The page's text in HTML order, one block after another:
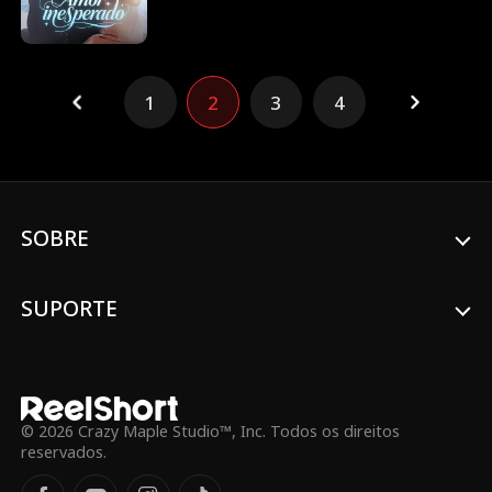
acha que encontrar o pai de seu filho no
hospital foi mera coincidência, mas logo
nota Levi cada vez mais presente em sua
1 2 3 4
SOBRE
SUPORTE
© 2026 Crazy Maple Studio™, Inc. Todos os direitos
reservados.